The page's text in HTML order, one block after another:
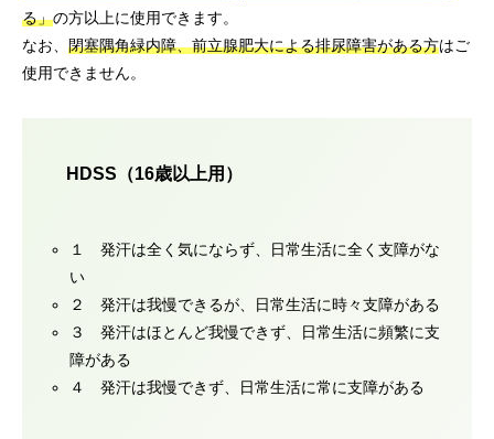
る」の方以上に使用できます。
なお、 閉塞隅角緑内障、前立腺肥大による排尿障害がある方はご
使用できません。
HDSS（16歳以上用）
１ 発汗は全く気にならず、日常生活に全く支障がな
い
２ 発汗は我慢できるが、日常生活に時々支障がある
３ 発汗はほとんど我慢できず、日常生活に頻繁に支
障がある
４ 発汗は我慢できず、日常生活に常に支障がある